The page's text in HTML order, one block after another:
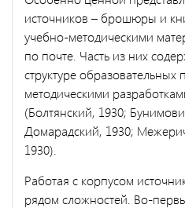
источников – брошюры и
учебно-методическими
по почте. Часть из них
структуре образовательных
методическими
(Болтянский, 1930;
Домарадский, 1930;
1930).
Работая с корпусом
рядом сложностей. Во-